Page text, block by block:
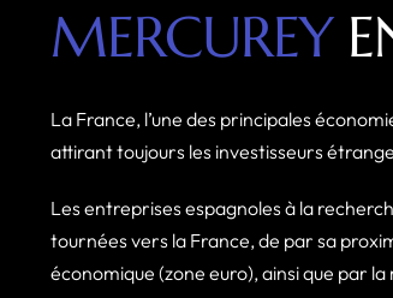
MERCUREY
La France, l’une des principales
attirant toujours les investisseurs
Les entreprises espagnoles à la
tournées vers la France, de par sa
économique (zone euro), ainsi que par